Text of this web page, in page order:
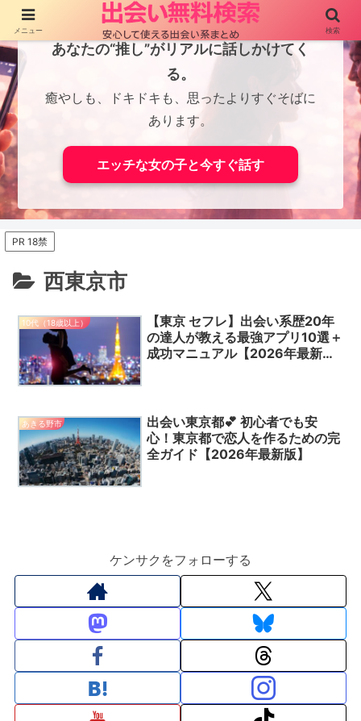
あなたの“推し”がリアルに話しかけてく
る。
癒やしも、ドキドキも、思ったよりすぐそばに
あります。
エッチな女の子と今すぐ話す
PR 18禁
西東京市
10代（18歳以上）
【東京 セフレ】出会い系歴20年
の達人が教える最強アプリ10選＋
成功マニュアル【2026年最新
あきる野市
出会い東京都💕 初心者でも安
心！東京都で恋人を作るための完
全ガイド【2026年最新版】
ケンサクをフォローする
メニュー 検索